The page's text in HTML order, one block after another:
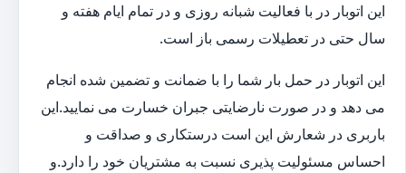
این اتوبار در با فعالیت شبانه روزی و در تمام ایام هفته و
سال حتی در تعطیلات رسمی باز است.
این اتوبار در حمل بار شما را با ضمانت و تضمین شده انجام
می دهد و در صورت نارضایتی جبران خسارت می نمایید.این
باربری در شعارش این است درستکاری و صداقت و
احساس مسئولیت پذیری نسبت به مشتریان خود را دارد.و